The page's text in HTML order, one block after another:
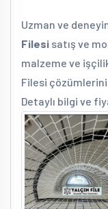
Uzman ve
Filesi satış ve
malzeme ve
Filesi
Detaylı bilgi ve